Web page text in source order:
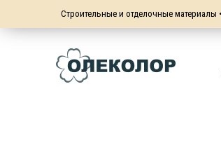
Строительные и отделочные материалы •